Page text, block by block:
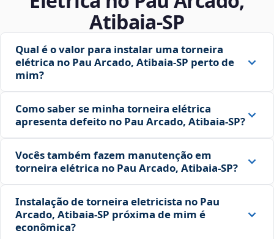
Atibaia‑SP
Qual é o valor para instalar uma torneira
elétrica no Pau Arcado, Atibaia‑SP perto de
mim?
Como saber se minha torneira elétrica
apresenta defeito no Pau Arcado, Atibaia‑SP?
Vocês também fazem manutenção em
torneira elétrica no Pau Arcado, Atibaia‑SP?
Instalação de torneira eletricista no Pau
Arcado, Atibaia‑SP próxima de mim é
econômica?